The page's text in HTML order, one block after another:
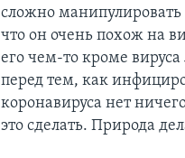
сложно
что он очень похож на
его чем-то кроме
перед тем, как
коронавируса нет
это сделать. Природа